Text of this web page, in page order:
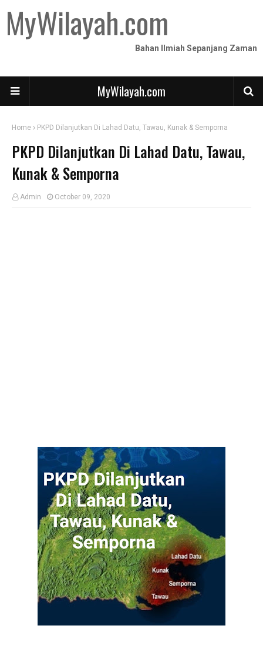
MyWilayah.com
Bahan Ilmiah Sepanjang Zaman
MyWilayah.com
Home PKPD Dilanjutkan Di Lahad Datu, Tawau, Kunak & Semporna
PKPD Dilanjutkan Di Lahad Datu, Tawau,
Kunak & Semporna
Admin October 09, 2020